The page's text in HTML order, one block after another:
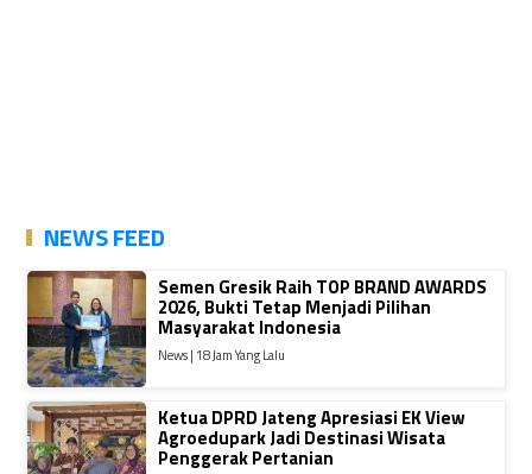
NEWS FEED
Semen Gresik Raih TOP BRAND AWARDS
2026, Bukti Tetap Menjadi Pilihan
Masyarakat Indonesia
News | 18 Jam Yang Lalu
Ketua DPRD Jateng Apresiasi EK View
Agroedupark Jadi Destinasi Wisata
Penggerak Pertanian